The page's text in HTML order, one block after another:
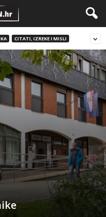
CITATI, IZREKE I MISLI